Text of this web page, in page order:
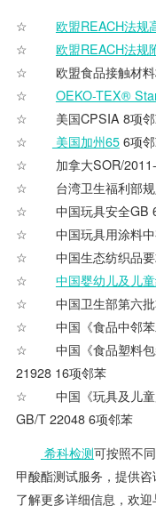
欧盟REACH法规
欧盟REACH法规
欧盟食品接触材料
OEKO-TEX®
美国CPSIA 8项邻
美国加州656项
加拿大SOR/2011-
台湾卫生福利部规
中国玩具安全GB
中国玩具用涂料中
中国生态纺织品要
中国婴幼儿及儿
中国卫生部第六批
中国《食品中邻苯
中国《食品塑料包
21928 16项邻苯
中国《玩具及儿童
GB/T 22048 6项邻苯
希科检测可按照不
甲酸酯测试服务，提供
了解更多详细信息，欢迎